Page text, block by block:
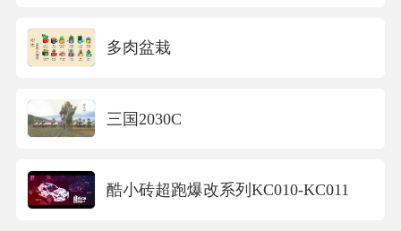
多肉盆栽
三国2030C
酷小砖超跑爆改系列KC010-KC011